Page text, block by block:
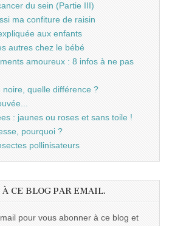
du sein (Partie III)
ma confiture de raisin
aux enfants
autres chez le bébé
amoureux : 8 infos à ne pas
noire, quelle différence ?
: jaunes ou roses et sans toile !
pourquoi ?
pollinisateurs
CE BLOG PAR EMAIL.
pour vous abonner à ce blog et